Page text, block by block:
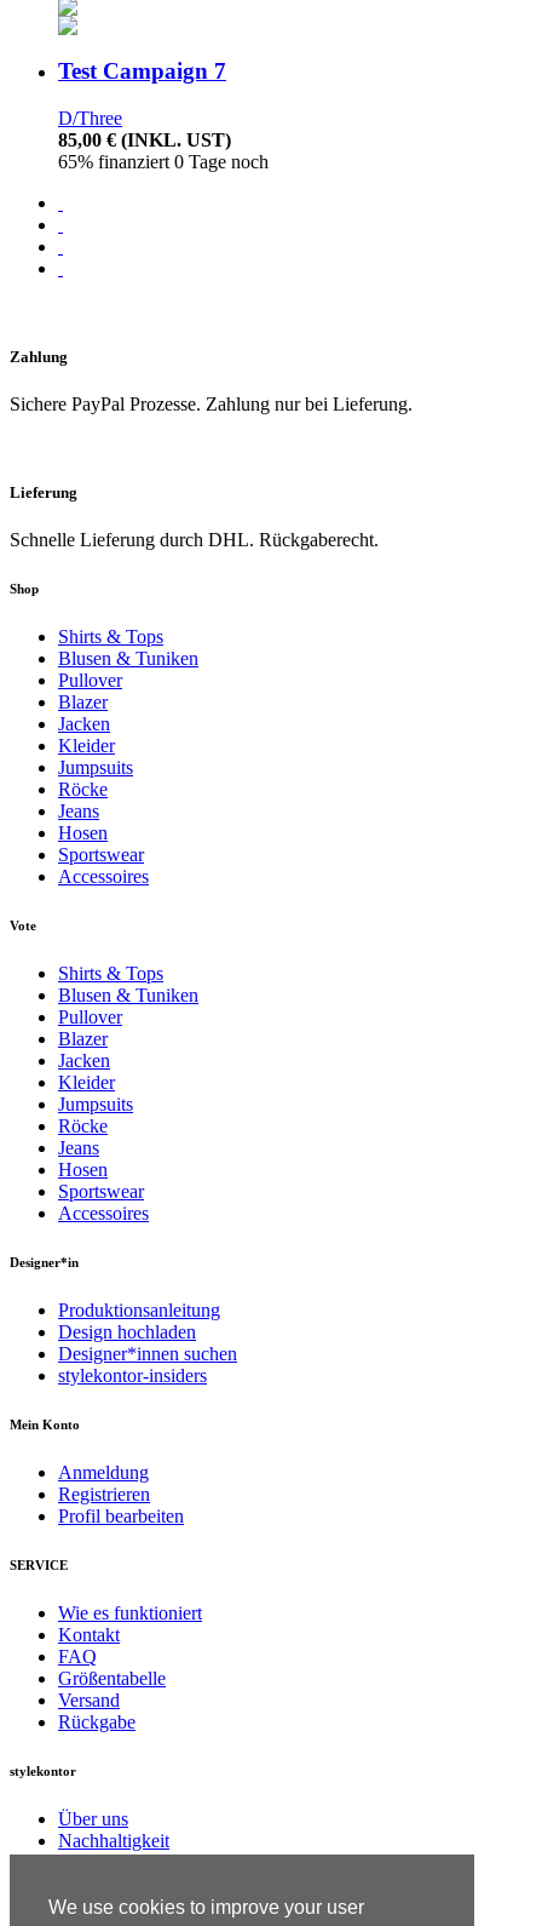
We use cookies to improve your user
Test Campaign 7
D/Three
85,00 € (INKL. UST)
65% finanziert 0 Tage noch
Zahlung
Sichere PayPal Prozesse. Zahlung nur bei Lieferung.
Lieferung
Schnelle Lieferung durch DHL. Rückgaberecht.
Shop
Shirts & Tops
Blusen & Tuniken
Pullover
Blazer
Jacken
Kleider
Jumpsuits
Röcke
Jeans
Hosen
Sportswear
Accessoires
Vote
Shirts & Tops
Blusen & Tuniken
Pullover
Blazer
Jacken
Kleider
Jumpsuits
Röcke
Jeans
Hosen
Sportswear
Accessoires
Designer*in
Produktionsanleitung
Design hochladen
Designer*innen suchen
stylekontor-insiders
Mein Konto
Anmeldung
Registrieren
Profil bearbeiten
SERVICE
Wie es funktioniert
Kontakt
FAQ
Größentabelle
Versand
Rückgabe
stylekontor
Über uns
Nachhaltigkeit
AGB